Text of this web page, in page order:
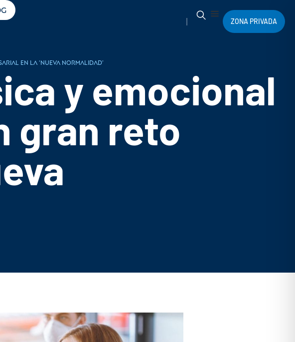
ZONA PRIVADA
en la ‘nueva normalidad’
y emocional
gran reto